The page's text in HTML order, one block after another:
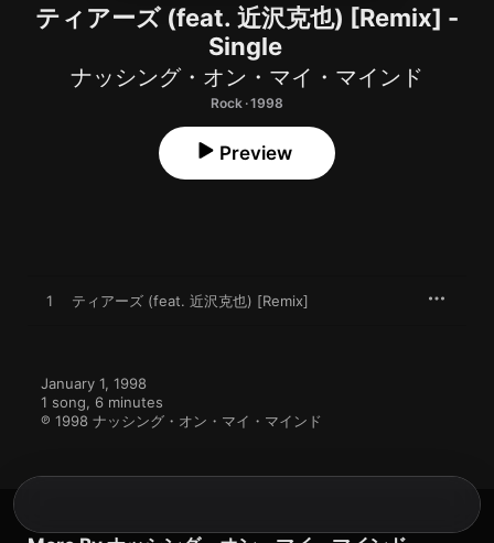
ティアーズ (feat. 近沢克也) [Remix] -
Single
ナッシング・オン・マイ・マインド
Rock · 1998
Preview
1 ティアーズ (feat. 近沢克也) [Remix]
January 1, 1998
1 song, 6 minutes
℗ 1998 ナッシング・オン・マイ・マインド